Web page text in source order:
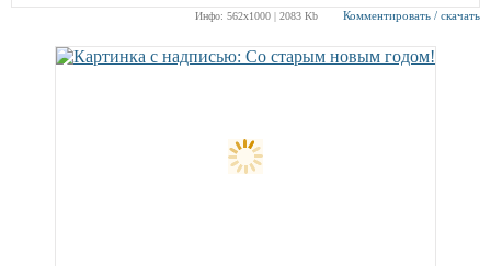
Инфо: 562х1000 | 2083 Kb Комментировать / скачать